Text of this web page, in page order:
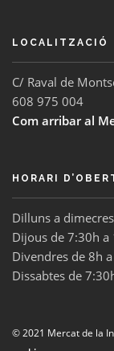
LOCALITZACIÓ
C/ Raval de
608 975 004
Com arribar al
HORARI
Dilluns a
Dijous de 7:30h
Divendres de 8h
Dissabtes de
© 2021 Mercat de la